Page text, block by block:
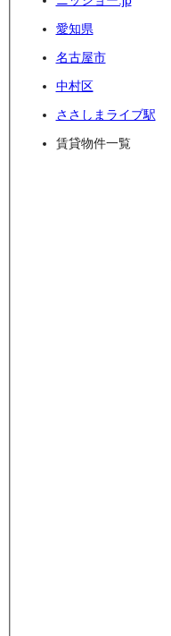
愛知県
名古屋市
中村区
ささしまライブ駅
賃貸物件一覧